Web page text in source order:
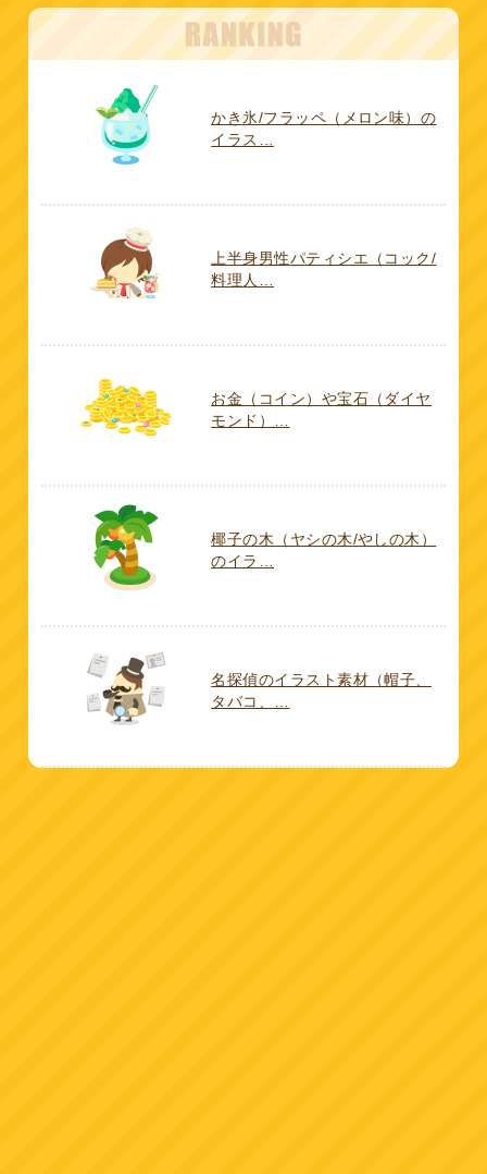
かき氷/フラッペ（メロン味）の
イラス…
上半身男性パティシエ（コック/
料理人…
お金（コイン）や宝石（ダイヤ
モンド）…
椰子の木（ヤシの木/やしの木）
のイラ…
名探偵のイラスト素材（帽子、
タバコ、…